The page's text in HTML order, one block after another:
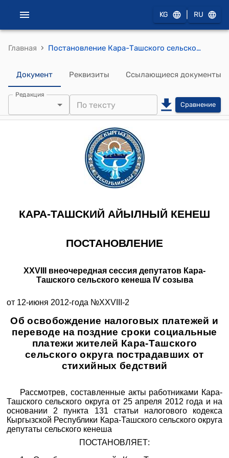
KG RU
Главная › Постановление Кара-Ташского сельского округа от 12-июня 2012-года №ХХVIII-2 "Об освобождение налоговых платежей и переводе на поздние сроки социальные платежи жителей Кара-Ташского сельского округа пострадавших от стихийных бедствий"
Документ Реквизиты Ссылающиеся документы
Редакция
Сравнение